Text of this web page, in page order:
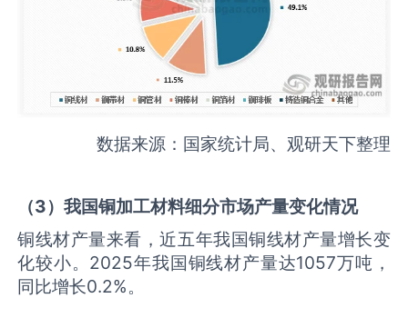
数据来源：国家统计局、观研天下整理
（3）我国铜加工材料细分市场产量变化情况
铜线材产量来看，近五年我国铜线材产量增长变
化较小。2025年我国铜线材产量达1057万吨，
同比增长0.2%。